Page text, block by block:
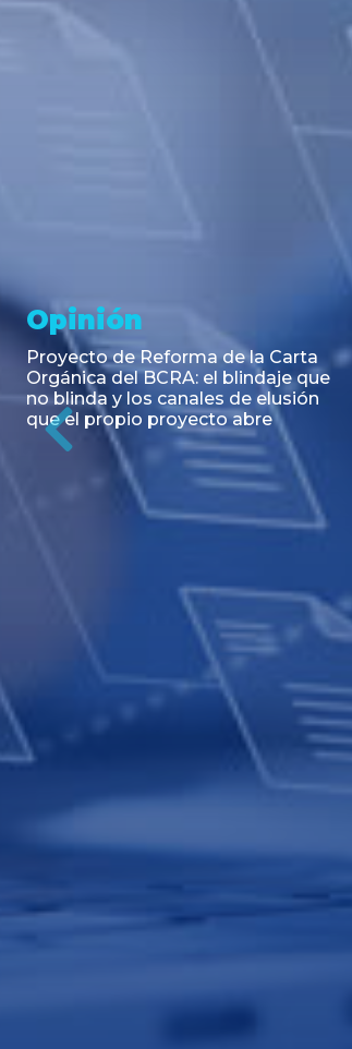
Noticia
RESOLUCIÓN 271/2026 de la
SECRETARIA DE COORDINACIÓN
DE PRODUCCIÓN: Actualización y
unificación de las advertencias
obligatorias en la publicidad de
juegos y apuestas en...
Previous